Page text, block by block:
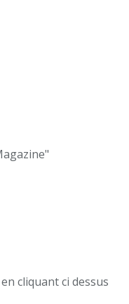
cliquant ci dessus